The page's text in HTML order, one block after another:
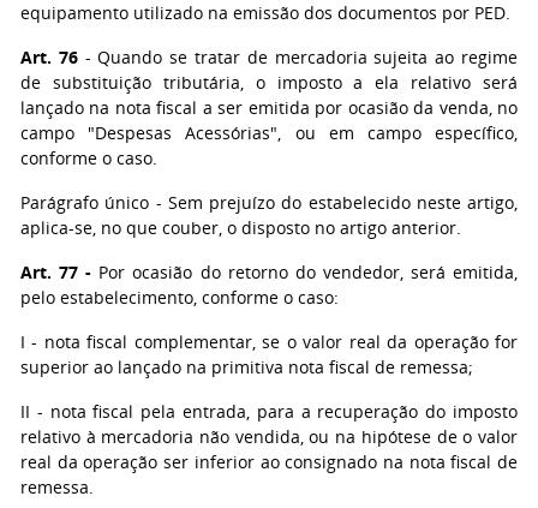
equipamento utilizado na emissão dos documentos por PED.
Art. 76- Quando se tratar de mercadoria sujeita ao regime
de substituição tributária, o imposto a ela relativo será
lançado na nota fiscal a ser emitida por ocasião da venda, no
campo "Despesas Acessórias", ou em campo específico,
conforme o caso.
Parágrafo único - Sem prejuízo do estabelecido neste artigo,
aplica-se, no que couber, o disposto no artigo anterior.
Art. 77 - Por ocasião do retorno do vendedor, será emitida,
pelo estabelecimento, conforme o caso:
I - nota fiscal complementar, se o valor real da operação for
superior ao lançado na primitiva nota fiscal de remessa;
II - nota fiscal pela entrada, para a recuperação do imposto
relativo à mercadoria não vendida, ou na hipótese de o valor
real da operação ser inferior ao consignado na nota fiscal de
remessa.